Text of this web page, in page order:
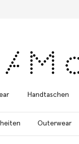
Handtaschen
Outerwear